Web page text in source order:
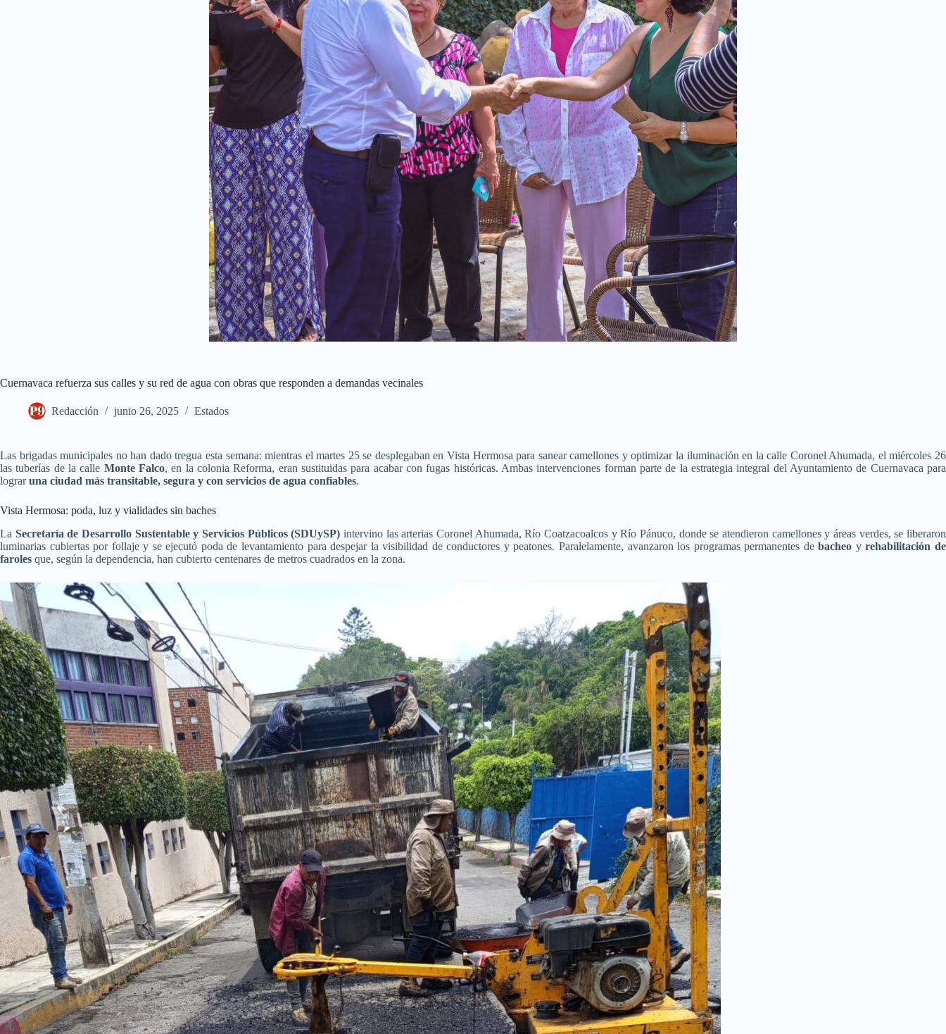
Cuernavaca refuerza sus calles y su red de agua con obras que responden a demandas vecinales
Redacción junio 26, 2025 Estados
Las brigadas municipales no han dado tregua esta semana: mientras el martes 25 se desplegaban en Vista Hermosa para sanear camellones y optimizar la iluminación en la calle Coronel Ahumada, el miércoles 26
las tuberías de la calle Monte Falco, en la colonia Reforma, eran sustituidas para acabar con fugas históricas. Ambas intervenciones forman parte de la estrategia integral del Ayuntamiento de Cuernavaca para
lograruna ciudad más transitable, segura y con servicios de agua confiables.
Vista Hermosa: poda, luz y vialidades sin baches
La Secretaría de Desarrollo Sustentable y Servicios Públicos (SDUySP) intervino las arterias Coronel Ahumada, Río Coatzacoalcos y Río Pánuco, donde se atendieron camellones y áreas verdes, se liberaron
luminarias cubiertas por follaje y se ejecutó poda de levantamiento para despejar la visibilidad de conductores y peatones. Paralelamente, avanzaron los programas permanentes debacheo yrehabilitación de
faroles que, según la dependencia, han cubierto centenares de metros cuadrados en la zona.